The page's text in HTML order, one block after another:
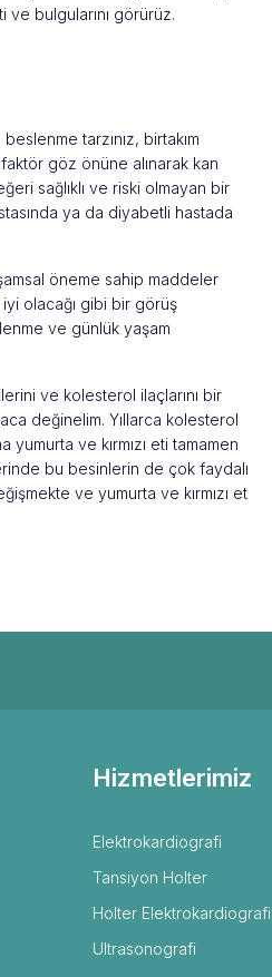
ve bulgularını görürüz.
tarzınız, birtakım
faktör göz önüne alınarak kan
sağlıklı ve riski olmayan bir
ya da diyabetli hastada
öneme sahip maddeler
olacağı gibi bir görüş
ve günlük yaşam
ve kolesterol ilaçlarını bir
değinelim. Yıllarca kolesterol
ve kırmızı eti tamamen
bu besinlerin de çok faydalı
ve yumurta ve kırmızı et
Hizmetlerimiz
Elektrokardiografi
Tansiyon Holter
Holter Elektrokardiografi
Ultrasonografi